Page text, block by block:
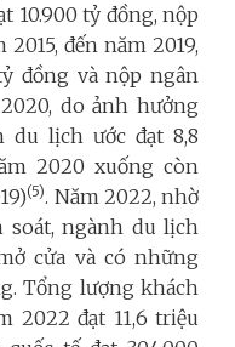
10.900 tỷ đồng, nộp
đến năm 2019,
đồng và nộp ngân
do ảnh hưởng
du lịch ước đạt 8,8
2020 xuống còn
(5). Năm 2022, nhờ
soát, ngành du lịch
cửa và có những
Tổng lượng khách
2022 đạt 11,6 triệu